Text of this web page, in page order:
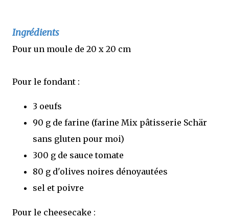
Ingrédients
Pour un moule de 20 x 20 cm
Pour le fondant :
3 oeufs
90 g de farine (farine Mix pâtisserie Schär
sans gluten pour moi)
300 g de sauce tomate
80 g d'olives noires dénoyautées
sel et poivre
Pour le cheesecake :